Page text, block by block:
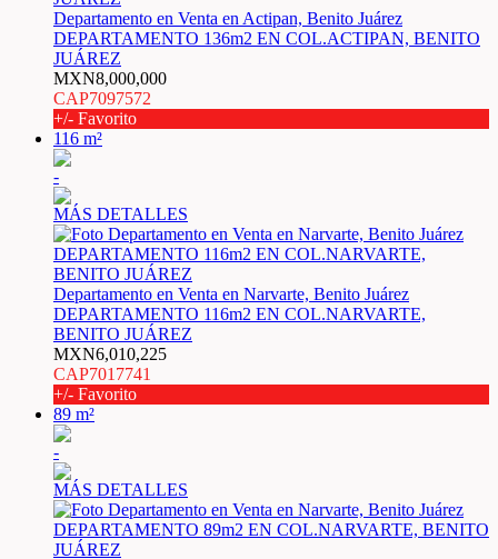
Departamento en Venta en Actipan, Benito Juárez
DEPARTAMENTO 136m2 EN COL.ACTIPAN, BENITO
JUÁREZ
MXN8,000,000
CAP7097572
+/- Favorito
116 m²
-
MÁS DETALLES
Departamento en Venta en Narvarte, Benito Juárez
DEPARTAMENTO 116m2 EN COL.NARVARTE,
BENITO JUÁREZ
MXN6,010,225
CAP7017741
+/- Favorito
89 m²
-
MÁS DETALLES